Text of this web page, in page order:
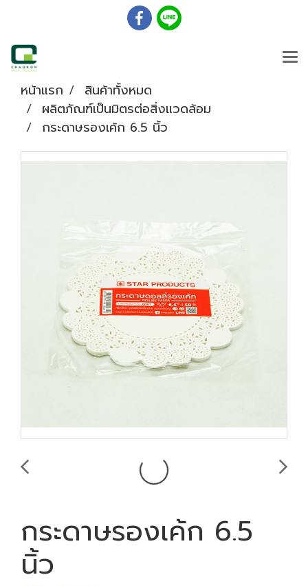
หน้าแรก
สินค้าทั้งหมด
ผลิตภัณฑ์เป็นมิตรต่อสิ่งแวดล้อม
กระดาษรองเค้ก 6.5 นิ้ว
กระดาษรองเค้ก 6.5
นิ้ว